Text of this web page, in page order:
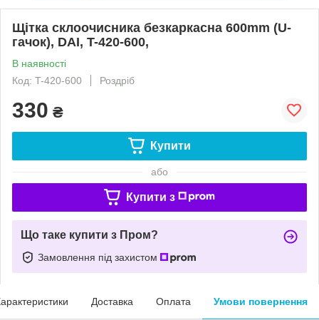
Щітка склоочисника безкаркасна 600mm (U-
гачок), DAI, T-420-600,
В наявності
Код: T-420-600
Роздріб
330 ₴
Купити
або
Купити з
Що таке купити з Пром?
Замовлення під захистом
Доставка Оплата Умови повернення